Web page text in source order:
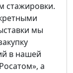
стажировки.
мы
в нашей
а